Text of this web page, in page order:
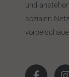
und
sozialen